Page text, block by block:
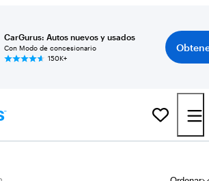
CarGurus: Autos nuevos y usados
Con Modo de concesionario
150K+